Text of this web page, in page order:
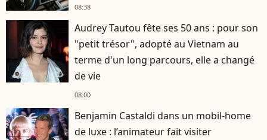
08:38
Audrey Tautou fête ses 50 ans : pour son
"petit trésor", adopté au Vietnam au
terme d'un long parcours, elle a changé
de vie
08:00
Benjamin Castaldi dans un mobil-home
de luxe : l’animateur fait visiter